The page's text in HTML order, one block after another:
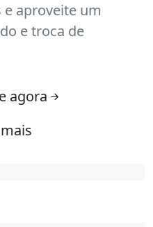
e aproveite um
e troca de
agora